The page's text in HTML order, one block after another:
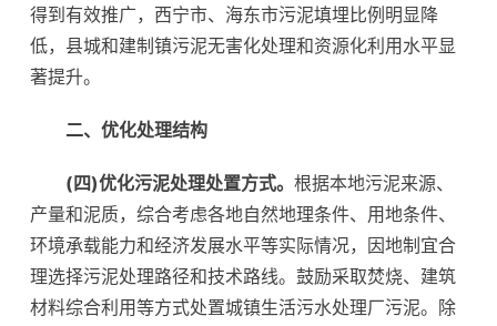
得到有效推广，西宁市、海东市污泥填埋比例明显降
低，县城和建制镇污泥无害化处理和资源化利用水平显
著提升。
二、优化处理结构
(四)优化污泥处理处置方式。 根据本地污泥来源、
产量和泥质，综合考虑各地自然地理条件、用地条件、
环境承载能力和经济发展水平等实际情况，因地制宜合
理选择污泥处理路径和技术路线。鼓励采取焚烧、建筑
材料综合利用等方式处置城镇生活污水处理厂污泥。除